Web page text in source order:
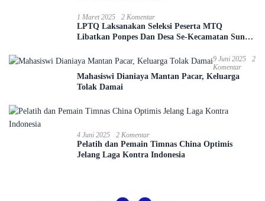
1 Maret 2025 2 Komentar
LPTQ Laksanakan Seleksi Peserta MTQ
Libatkan Ponpes Dan Desa Se-Kecamatan Sungai
9 Juni 2025
2
Komentar
Mahasiswi Dianiaya Mantan Pacar, Keluarga
Tolak Damai
4 Juni 2025 2 Komentar
Pelatih dan Pemain Timnas China Optimis
Jelang Laga Kontra Indonesia